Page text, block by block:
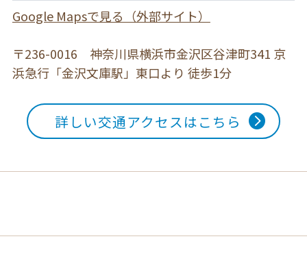
Google Mapsで見る（外部サイト）
〒236-0016 神奈川県横浜市金沢区谷津町341 京
浜急行「金沢文庫駅」東口より 徒歩1分
詳しい交通アクセスはこちら